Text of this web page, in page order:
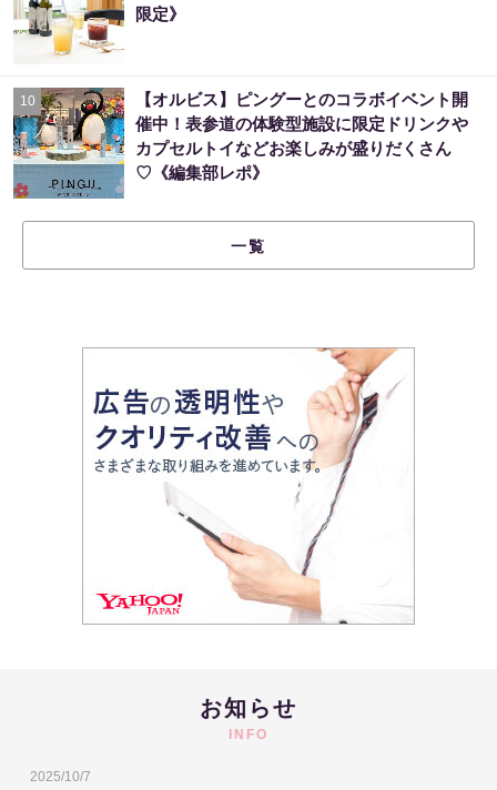
限定》
10
【オルビス】ピングーとのコラボイベント開
催中！表参道の体験型施設に限定ドリンクや
カプセルトイなどお楽しみが盛りだくさん
♡《編集部レポ》
一覧
お知らせ
INFO
2025/10/7